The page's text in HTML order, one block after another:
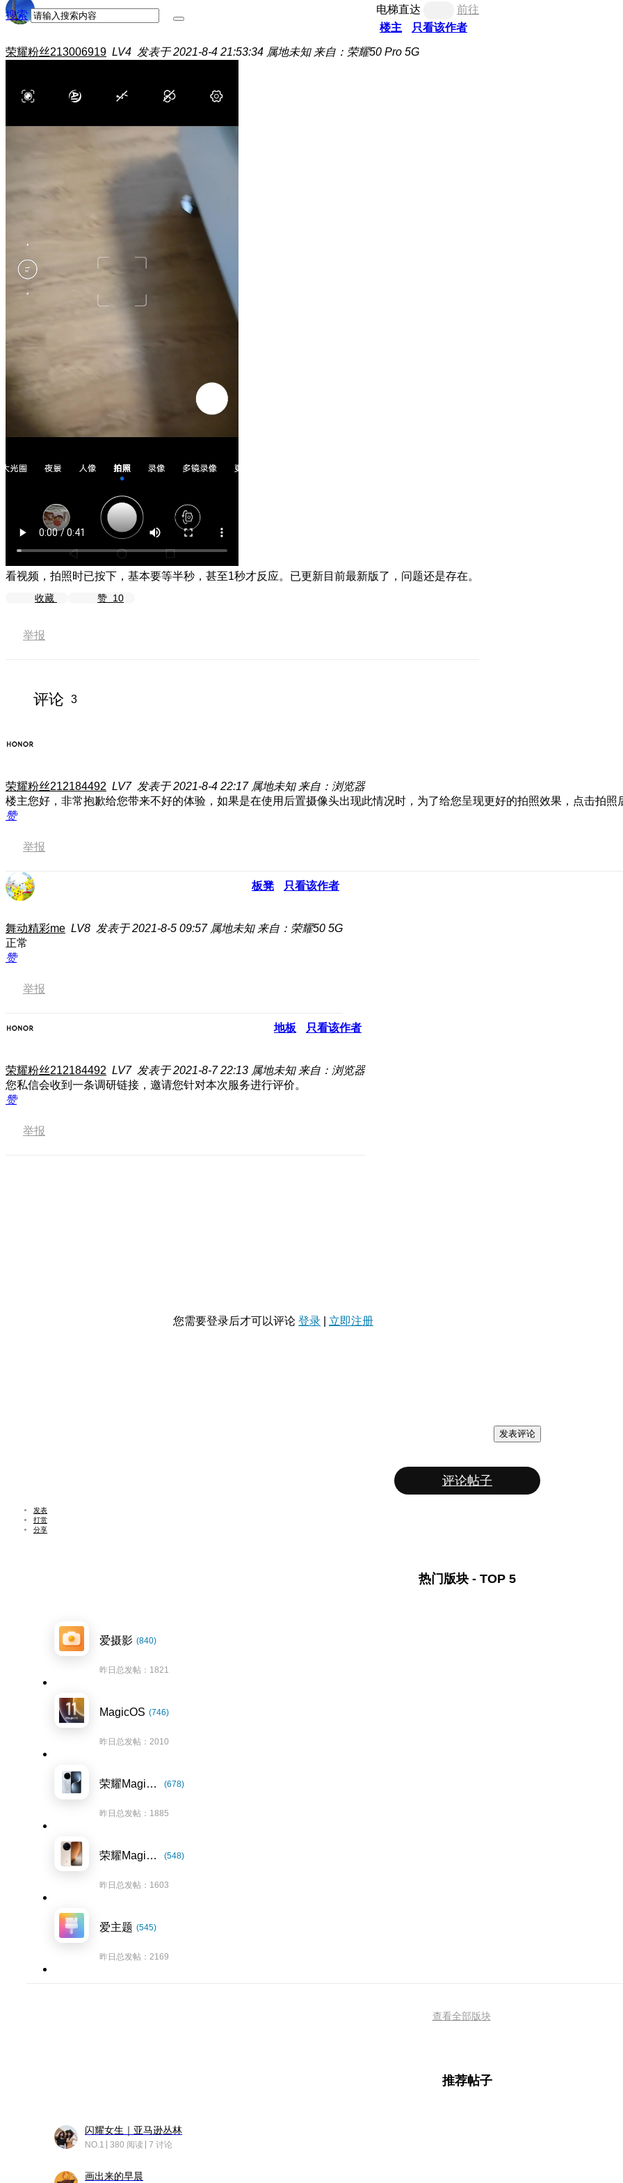
搜索 电梯直达
前往
楼主
只看该作者
荣耀粉丝213006919 LV4 发表于 2021-8-4 21:53:34 属地未知 来自：荣耀50 Pro 5G
看视频，拍照时已按下，基本要等半秒，甚至1秒才反应。已更新目前最新版了，问题还是存在。
收藏 赞 10
举报
评论 3
荣耀粉丝212184492 LV7 发表于 2021-8-4 22:17 属地未知 来自：浏览器
楼主您好，非常抱歉给您带来不好的体验，如果是在使用后置摄像头出现此情况时，为了给您呈现更好的拍照效果，点击拍
赞
举报
板凳 只看该作者
舞动精彩me LV8 发表于 2021-8-5 09:57 属地未知 来自：荣耀50 5G
正常
赞
举报
地板 只看该作者
荣耀粉丝212184492 LV7 发表于 2021-8-7 22:13 属地未知 来自：浏览器
您私信会收到一条调研链接，邀请您针对本次服务进行评价。
赞
举报
您需要登录后才可以评论 登录 立即注册
发表评论
评论帖子
发表
打赏
分享
热门版块 - TOP 5
爱摄影 (840)
昨日总发帖：1821
MagicOS (746)
昨日总发帖：2010
荣耀Magic7系列 (678)
昨日总发帖：1885
荣耀Magic8系列 (548)
昨日总发帖：1603
爱主题 (545)
昨日总发帖：2169
查看全部版块
推荐帖子
闪耀女生｜亚马逊丛林
NO.1 380 阅读 7 讨论
画出来的早晨